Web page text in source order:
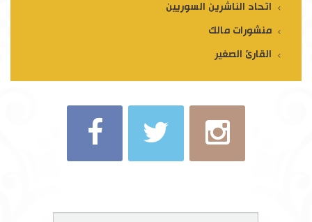
اتحاد الناشرين السوريين
منشورات مالك
القارئ الصغير